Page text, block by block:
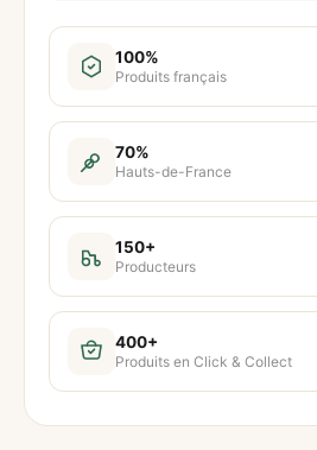
100%
Produits français
70%
Hauts-de-France
150+
Producteurs
400+
Produits en Click & Collect